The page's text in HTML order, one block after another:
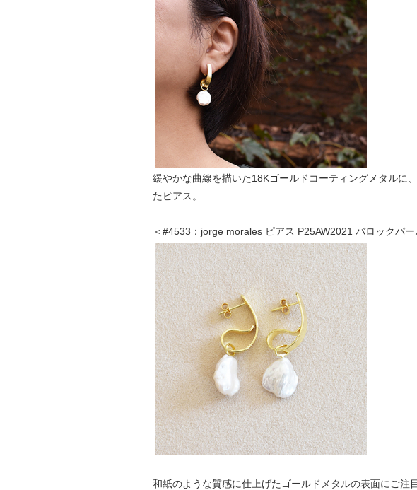
緩やかな曲線を描いた18Kゴールドコーティングメタルに
たピアス。
＜#4533：jorge morales ピアス P25AW2021 バロックパー
和紙のような質感に仕上げたゴールドメタルの表面にご注